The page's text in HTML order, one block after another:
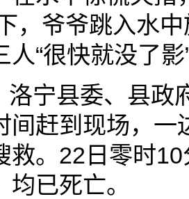
，爷爷跳入水
人“很快就没了影
洛宁县委、县政
间赶到现场，一
救。22日零时
已死亡。